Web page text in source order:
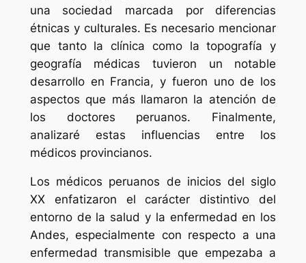
una sociedad marcada por diferencias
étnicas y culturales. Es necesario mencionar
que tanto la clínica como la topografía y
geografía médicas tuvieron un notable
desarrollo en Francia, y fueron uno de los
aspectos que más llamaron la atención de
los doctores peruanos. Finalmente,
analizaré estas influencias entre los
médicos provincianos.
Los médicos peruanos de inicios del siglo
XX enfatizaron el carácter distintivo del
entorno de la salud y la enfermedad en los
Andes, especialmente con respecto a una
enfermedad transmisible que empezaba a